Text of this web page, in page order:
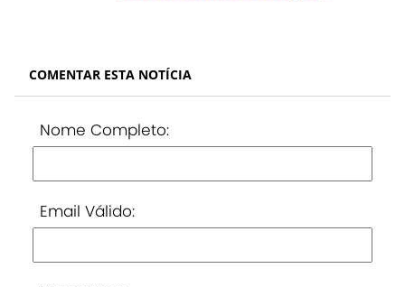
COMENTAR ESTA NOTÍCIA
Nome Completo:
Email Válido: